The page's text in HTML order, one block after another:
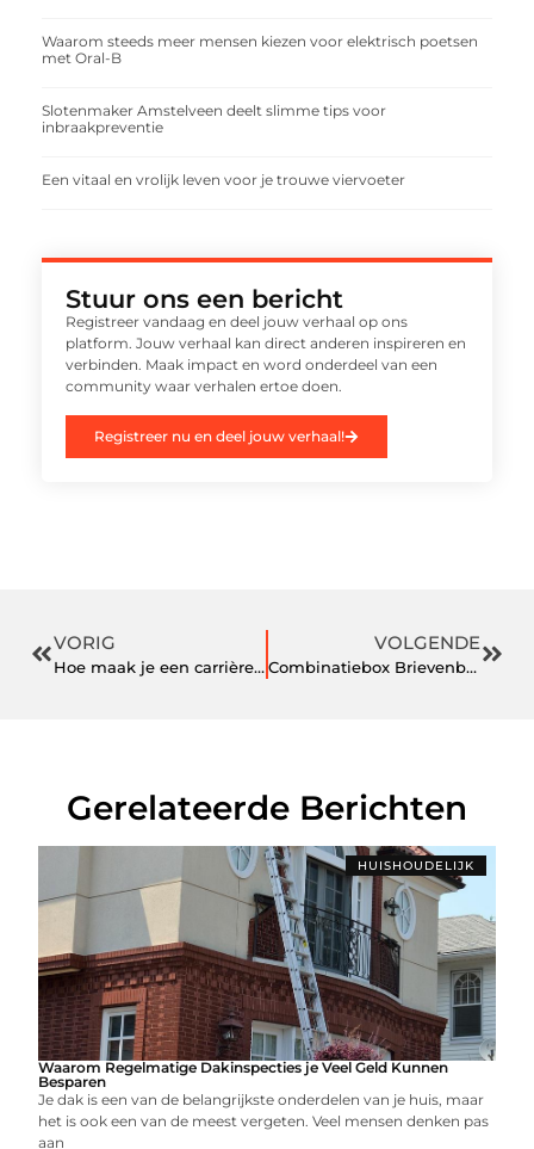
Waarom steeds meer mensen kiezen voor elektrisch poetsen
met Oral-B
Slotenmaker Amstelveen deelt slimme tips voor
inbraakpreventie
Een vitaal en vrolijk leven voor je trouwe viervoeter
Stuur ons een bericht
Registreer vandaag en deel jouw verhaal op ons
platform. Jouw verhaal kan direct anderen inspireren en
verbinden. Maak impact en word onderdeel van een
community waar verhalen ertoe doen.
Registreer nu en deel jouw verhaal!
VORIG
Hoe maak je een carrièrekaart
VOLGENDE
Combinatiebox Brievenbusbanket.nl
Gerelateerde Berichten
HUISHOUDELIJK
Waarom Regelmatige Dakinspecties je Veel Geld Kunnen
Besparen
Je dak is een van de belangrijkste onderdelen van je huis, maar
het is ook een van de meest vergeten. Veel mensen denken pas
aan